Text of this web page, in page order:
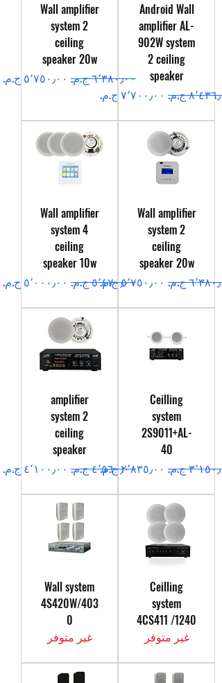
Android Wall
amplifier AL-
902W system
2 ceiling
speaker
عادي
سعر البيع
Wall amplifier
system 2
ceiling
speaker 20w
سعر عادي
سعر البيع
Wall amplifier
system 2
ceiling
speaker 20w
عادي
سعر البيع
Wall amplifier
system 4
ceiling
speaker 10w
سعر عادي
سعر البيع
Ceilling
system
2S9011+AL-
40
عادي
سعر البيع
amplifier
system 2
ceiling
speaker
سعر عادي
سعر البيع
Ceilling
system
4CS411 /1240
غير متوفر
Wall system
4S420W/403
0
غير متوفر